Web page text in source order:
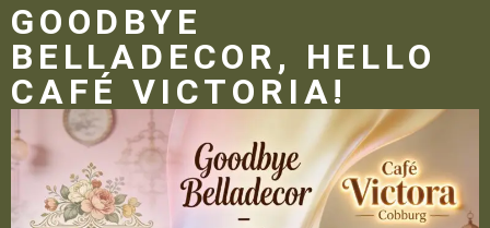
GOODBYE
BELLADECOR, HELLO
CAFÉ VICTORIA!